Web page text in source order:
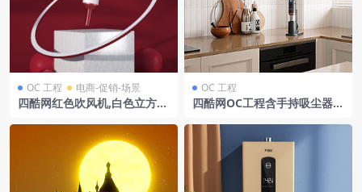
OC 工程 电商-促销-场景
四酷网红色吹风机,白色立方
OC 工程
四酷网OC工程含手持吸尘器厨